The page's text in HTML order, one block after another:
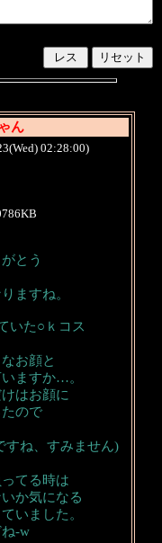
ん
02:28:00)
とう
ますね。
いた○ｋコス
お顔と
ますか…。
はお顔に
ので
すね、すみません)
てる時は
か気になる
いました。
-w